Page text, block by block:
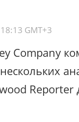
GMT+3
Company
Reporter